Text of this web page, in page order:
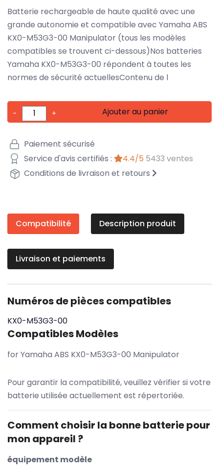
Batterie rechargeable de haute qualité avec une
grande autonomie et compatible avec Yamaha ABS
KX0-M53G3-00 Manipulator (tous les modèles
compatibles se trouvent ci-dessous)Nos batteries
Yamaha KX0-M53G3-00 répondent à toutes les
normes de sécurité actuellesContenu de l
- + Ajouter au panier
Paiement sécurisé
Service d'avis certifiés :
4.4/5 5433 ventes
Conditions de livraison et retours
Compatibilité Description produit
Livraison et paiements
Numéros de pièces compatibles
KX0-M53G3-00
Compatibles Modèles
for Yamaha ABS KX0-M53G3-00 Manipulator
Pour garantir la compatibilité, veuillez vérifier si votre
batterie utilisée actuellement est répertoriée.
Comment choisir la bonne batterie pour
mon appareil ?
équipement modèle